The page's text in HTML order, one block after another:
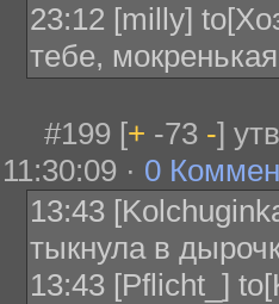
23:12 [milly]
тебе, мокренькая
#199 [+ -73 -]
11:30:09 · 0
13:43
тыкнула в
13:43 [Pflicht_]